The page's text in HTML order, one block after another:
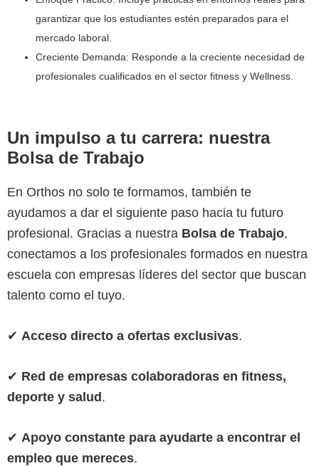
garantizar que los estudiantes estén preparados para el
mercado laboral.
Creciente Demanda: Responde a la creciente necesidad de
profesionales cualificados en el sector fitness y Wellness.
Un impulso a tu carrera: nuestra
Bolsa de Trabajo
En Orthos no solo te formamos, también te
ayudamos a dar el siguiente paso hacia tu futuro
profesional. Gracias a nuestra Bolsa de Trabajo,
conectamos a los profesionales formados en nuestra
escuela con empresas líderes del sector que buscan
talento como el tuyo.
✔ Acceso directo a ofertas exclusivas.
✔ Red de empresas colaboradoras en fitness,
deporte y salud.
✔ Apoyo constante para ayudarte a encontrar el
empleo que mereces.